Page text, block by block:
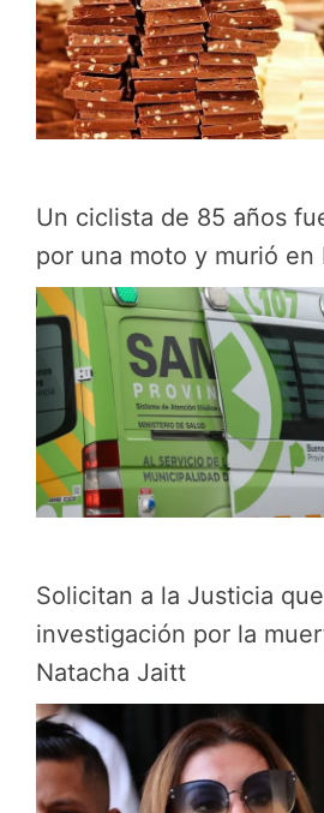
Un ciclista de 85 años
por una moto y murió en
Solicitan a la Justicia
investigación por la
Natacha Jaitt